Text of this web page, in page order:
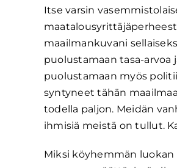
Itse varsin
maailmankuvani
puolustamaan tasa-
puolustamaan myös
syntyneet tähän
todella paljon. Meidän
ihmisiä meistä on tullut.
Miksi köyhemmän luokan